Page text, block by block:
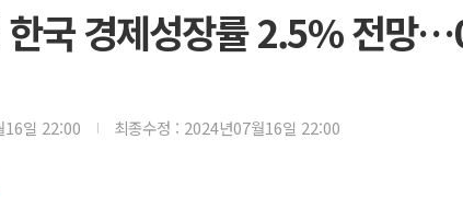
한국 경제성장률 2.5% 전망
16일 22:00 최종수정 : 2024년07월16일 22:00